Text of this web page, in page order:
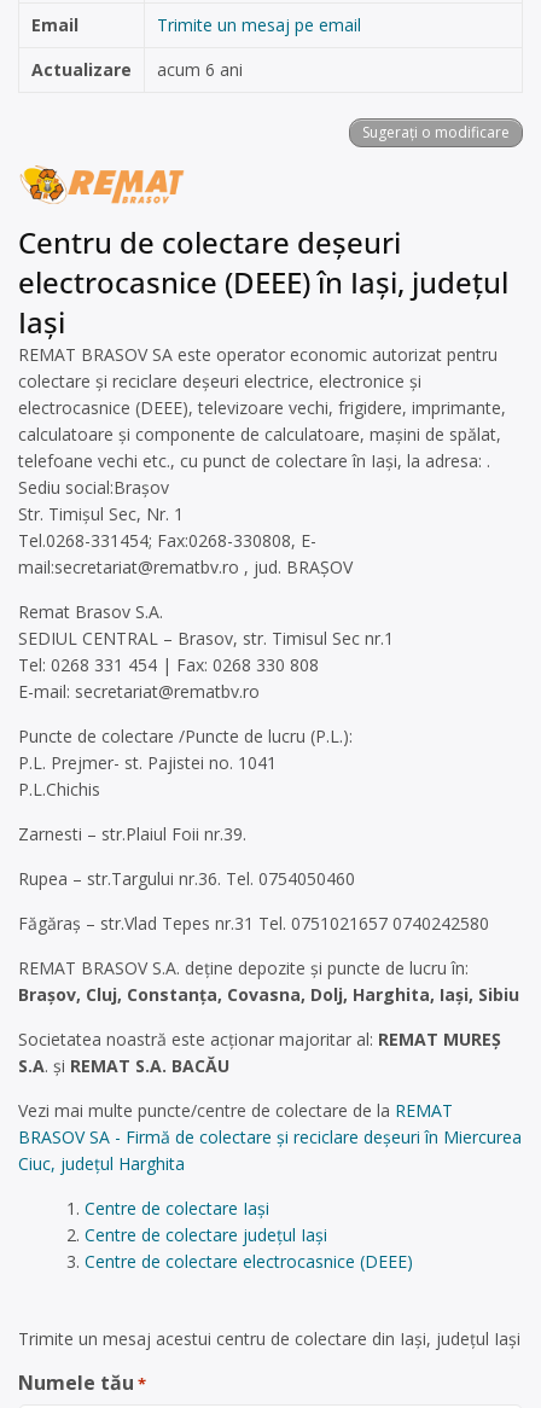
Email
Trimite un mesaj pe email
Actualizare
acum 6 ani
Sugerați o modificare
Centru de colectare deșeuri
electrocasnice (DEEE) în Iași, județul
Iași
REMAT BRASOV SA este operator economic autorizat pentru
colectare și reciclare deșeuri electrice, electronice și
electrocasnice (DEEE), televizoare vechi, frigidere, imprimante,
calculatoare și componente de calculatoare, mașini de spălat,
telefoane vechi etc., cu punct de colectare în Iași, la adresa: .
Sediu social:Brașov
Str. Timișul Sec, Nr. 1
Tel.0268-331454; Fax:0268-330808, E-
mail:secretariat@rematbv.ro , jud. BRAȘOV
Remat Brasov S.A.
SEDIUL CENTRAL – Brasov, str. Timisul Sec nr.1
Tel: 0268 331 454 | Fax: 0268 330 808
E-mail: secretariat@rematbv.ro
Puncte de colectare /Puncte de lucru (P.L.):
P.L. Prejmer- st. Pajistei no. 1041
P.L.Chichis
Zarnesti – str.Plaiul Foii nr.39.
Rupea – str.Targului nr.36. Tel. 0754050460
Făgăraş – str.Vlad Tepes nr.31 Tel. 0751021657 0740242580
REMAT BRASOV S.A. deține depozite şi puncte de lucru în:
Braşov, Cluj, Constanţa, Covasna, Dolj, Harghita, Iaşi, Sibiu
Societatea noastră este acționar majoritar al: REMAT MUREŞ
S.A. și REMAT S.A. BACĂU
Vezi mai multe puncte/centre de colectare de la REMAT
BRASOV SA - Firmă de colectare și reciclare deșeuri în Miercurea
Ciuc, județul Harghita
Centre de colectare Iași
Centre de colectare județul Iași
Centre de colectare electrocasnice (DEEE)
Trimite un mesaj acestui centru de colectare din Iași, județul Iași
Numele tău *